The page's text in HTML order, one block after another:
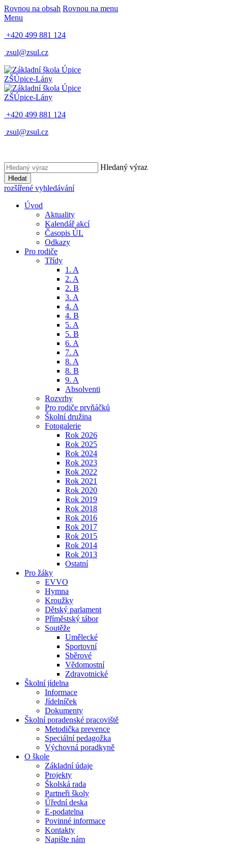
Rovnou na obsah Rovnou na menu
Menu
+420 499 881 124
zsul@zsul.cz
ZŠÚpice-Lány
ZŠÚpice-Lány
+420 499 881 124
zsul@zsul.cz
Hledaný výraz
Hledat
rozšířené vyhledávání
Úvod
Aktuality
Kalendář akcí
Časopis ÚL
Odkazy
Pro rodiče
Třídy
1. A
2. A
2. B
3. A
4. A
4. B
5. A
5. B
6. A
7. A
8. A
8. B
9. A
Absolventi
Rozvrhy
Pro rodiče prvňáčků
Školní družina
Fotogalerie
Rok 2026
Rok 2025
Rok 2024
Rok 2023
Rok 2022
Rok 2021
Rok 2020
Rok 2019
Rok 2018
Rok 2016
Rok 2017
Rok 2015
Rok 2014
Rok 2013
Ostatní
Pro žáky
EVVO
Hymna
Kroužky
Dětský parlament
Příměstský tábor
Soutěže
Umělecké
Sportovní
Sběrové
Vědomostní
Zdravotnické
Školní jídelna
Informace
Jídelníček
Dokumenty
Školní poradenské pracoviště
Metodička prevence
Speciální pedagožka
Výchovná poradkyně
O škole
Základní údaje
Projekty
Školská rada
Partneři školy
Úřední deska
E-podatelna
Povinné informace
Kontakty
Napište nám